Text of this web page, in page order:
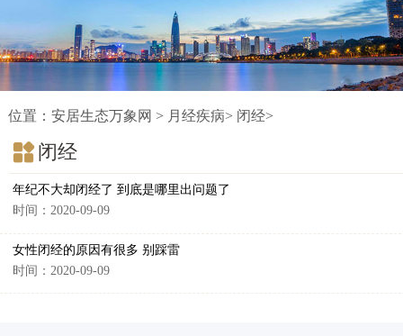
位置： 安居生态万象网 > 月经疾病> 闭经>
闭经
年纪不大却闭经了 到底是哪里出问题了
时间：2020-09-09
女性闭经的原因有很多 别踩雷
时间：2020-09-09